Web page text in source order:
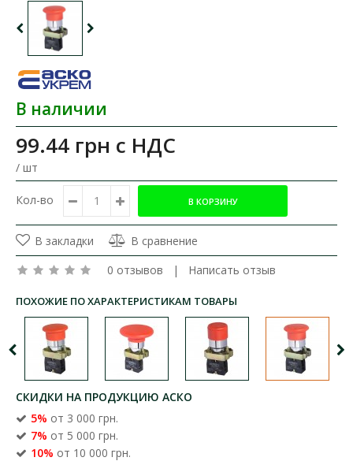
В наличии
99.44 грн с НДС
/ шт
Кол-во
В закладки
В сравнение
0 отзывов | Написать отзыв
ПОХОЖИЕ ПО ХАРАКТЕРИСТИКАМ ТОВАРЫ
СКИДКИ НА ПРОДУКЦИЮ АСКО
5% от 3 000 грн.
7% от 5 000 грн.
10% от 10 000 грн.